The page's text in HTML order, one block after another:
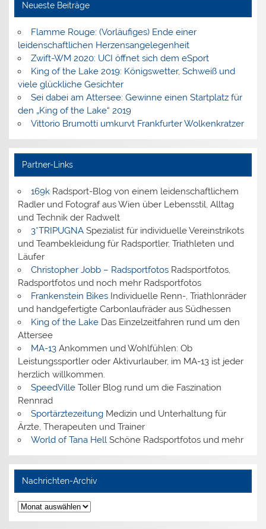
Neueste Beiträge
Flamme Rouge: (Vorläufiges) Ende einer
leidenschaftlichen Herzensangelegenheit
Zwift-WM 2020: UCI öffnet sich dem eSport
King of the Lake 2019: Königswetter, Schweiß und
viele glückliche Gesichter
Sei dabei am Attersee: Gewinne einen Startplatz für
den „King of the Lake“ 2019
Vittorio Brumotti umkurvt Frankfurter Wolkenkratzer
Partner-Links
169kRadsport-Blog von einem leidenschaftlichem
Radler und Fotograf aus Wien über Lebensstil, Alltag
und Technik der Radwelt
3*TRIPUGNASpezialist für individuelle Vereinstrikots
und Teambekleidung für Radsportler, Triathleten und
Läufer
Christopher Jobb – RadsportfotosRadsportfotos,
Radsportfotos und noch mehr Radsportfotos
Frankenstein BikesIndividuelle Renn-, Triathlonräder
und handgefertigte Carbonlaufräder aus Südhessen
King of the LakeDas Einzelzeitfahren rund um den
Attersee
MA-13Ankommen und Wohlfühlen: Ob
Leistungssportler oder Aktivurlauber, im MA-13 ist jeder
herzlich willkommen.
SpeedVilleToller Blog rund um die Faszination
Rennrad
SportärztezeitungMedizin und Unterhaltung für
Ärzte, Therapeuten und Trainer
World of Tana HellSchöne Radsportfotos und mehr
Nachrichten-Archiv
Nachrichten-
Archiv